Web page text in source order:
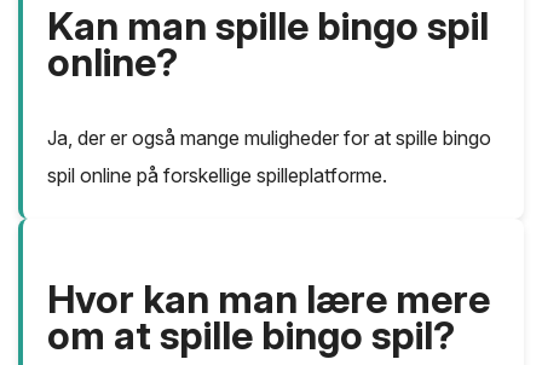
Kan man spille bingo spil
online?
Ja, der er også mange muligheder for at spille bingo
spil online på forskellige spilleplatforme.
Hvor kan man lære mere
om at spille bingo spil?